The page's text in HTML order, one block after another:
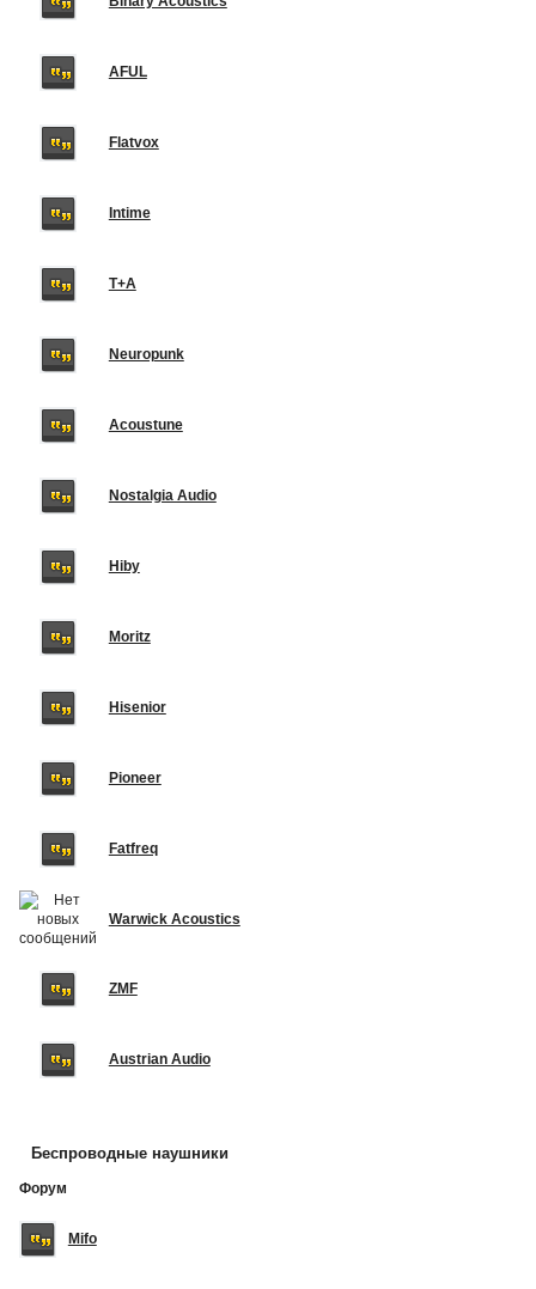
AFUL
Flatvox
Intime
T+A
Neuropunk
Acoustune
Nostalgia Audio
Hiby
Moritz
Hisenior
Pioneer
Fatfreq
Warwick Acoustics
ZMF
Austrian Audio
Беспроводные наушники
Форум
Mifo